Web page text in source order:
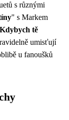
s různými
" s Markem
Kdybych tě
umisťují
u fanoušků